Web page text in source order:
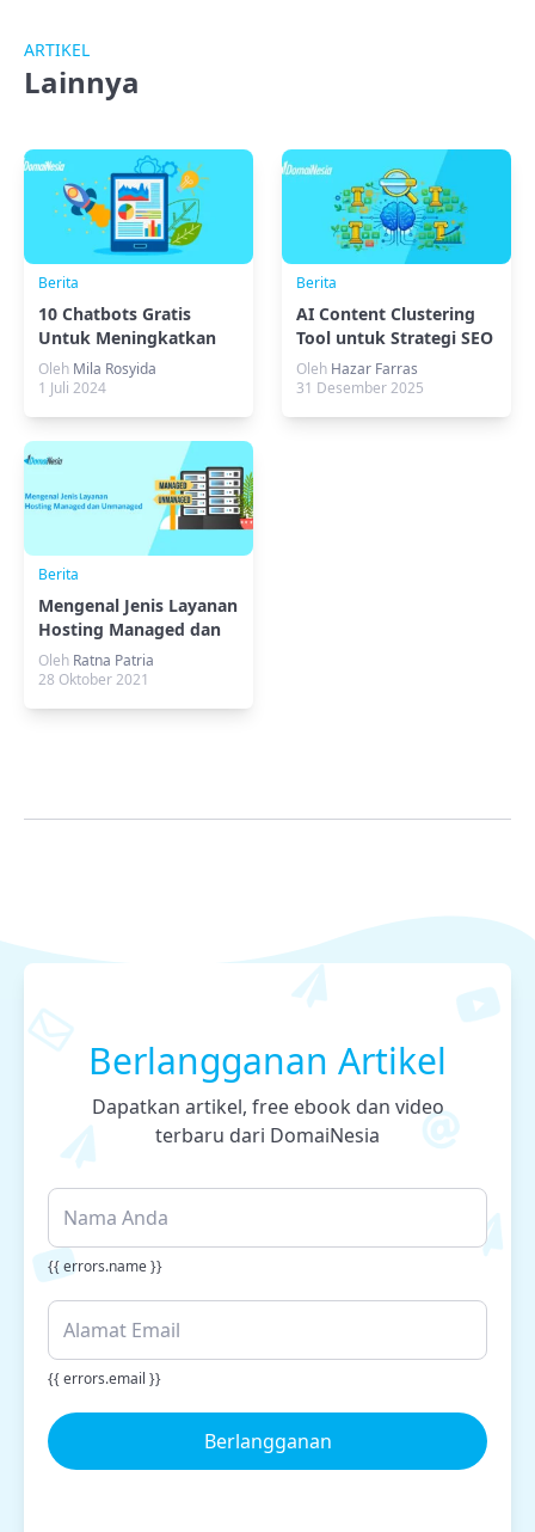
ARTIKEL
Lainnya
Berita
10 Chatbots Gratis
Untuk Meningkatkan
Bisnismu
Oleh Mila Rosyida
1 Juli 2024
Berita
AI Content Clustering
Tool untuk Strategi SEO
Oleh Hazar Farras
31 Desember 2025
Berita
Mengenal Jenis Layanan
Hosting Managed dan
Unmanaged
Oleh Ratna Patria
28 Oktober 2021
Berlangganan Artikel
Dapatkan artikel, free ebook dan video
terbaru dari DomaiNesia
{{ errors.name }}
{{ errors.email }}
Berlangganan